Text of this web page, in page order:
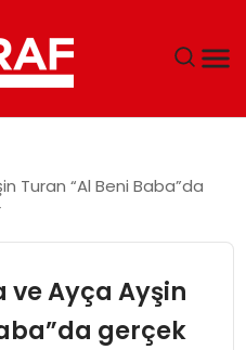
Turan “Al Beni Baba”da
ve Ayça Ayşin
gerçek